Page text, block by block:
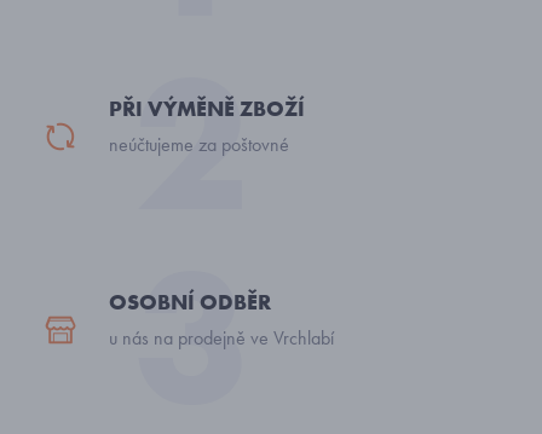
PŘI VÝMĚNĚ ZBOŽÍ
neúčtujeme za poštovné
OSOBNÍ ODBĚR
u nás na prodejně ve Vrchlabí